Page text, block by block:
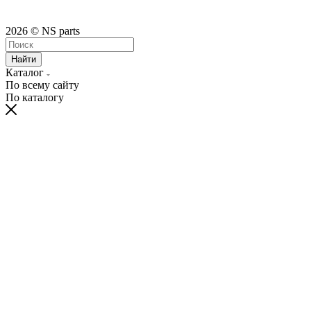
2026 © NS parts
Найти
Каталог
По всему сайту
По каталогу